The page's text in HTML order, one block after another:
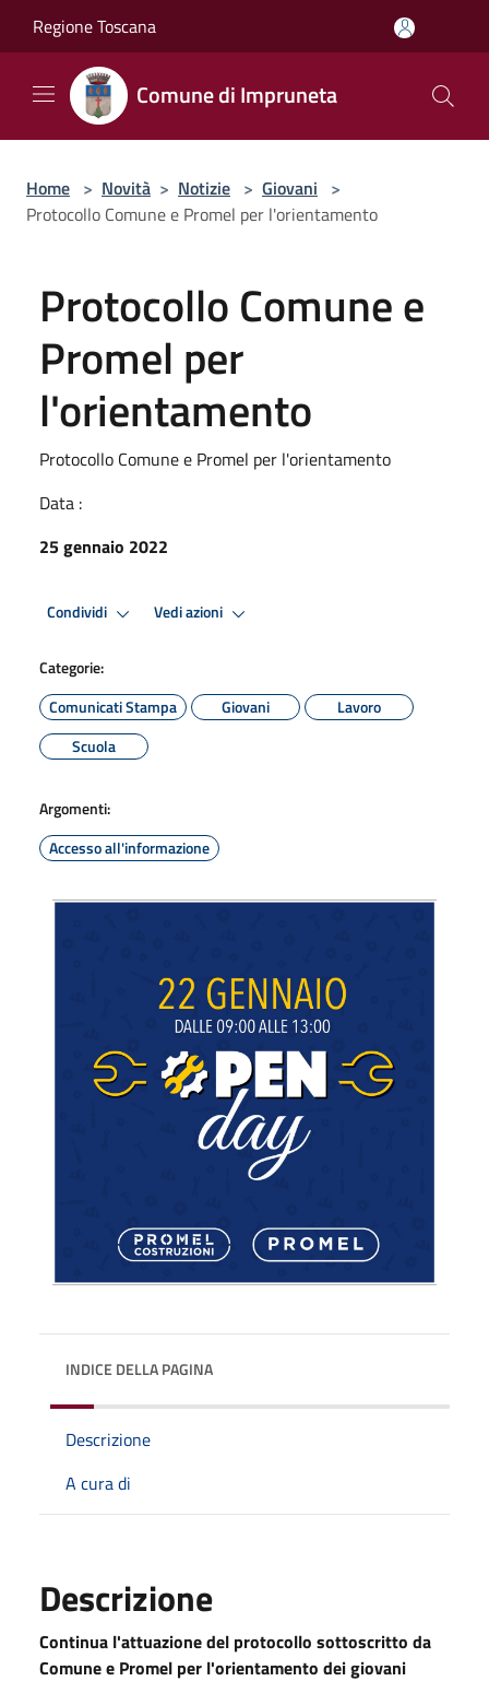
Regione Toscana
Comune di Impruneta
Home > Novità > Notizie > Giovani >
Protocollo Comune e Promel per l'orientamento
Protocollo Comune e
Promel per
l'orientamento
Protocollo Comune e Promel per l'orientamento
Data :
25 gennaio 2022
Condividi Vedi azioni
Categorie:
Comunicati Stampa
Giovani
Lavoro
Scuola
Argomenti:
Accesso all'informazione
INDICE DELLA PAGINA
Descrizione
A cura di
Descrizione
Continua l'attuazione del protocollo sottoscritto da
Comune e Promel per l'orientamento dei giovani